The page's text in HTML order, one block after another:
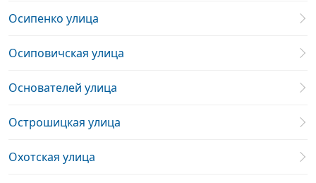
Осипенко улица
Осиповичская улица
Основателей улица
Острошицкая улица
Охотская улица